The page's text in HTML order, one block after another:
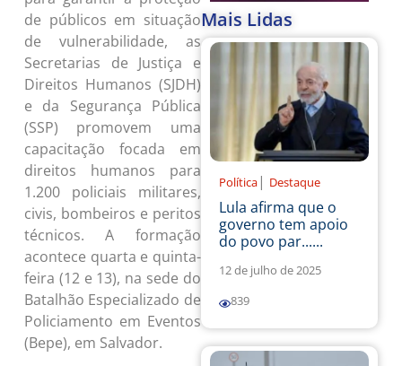
de públicos em situação
de vulnerabilidade, as
Secretarias de Justiça e
Direitos Humanos (SJDH)
e da Segurança Pública
(SSP) promovem uma
capacitação focada em
direitos humanos para
1.200 policiais militares,
civis, bombeiros e peritos
técnicos. A formação
acontece quarta e quinta-
feira (12 e 13), na sede do
Batalhão Especializado de
Policiamento em Eventos
(Bepe), em Salvador.
Mais Lidas
Política | Destaque
Lula afirma que o
governo tem apoio
do povo par......
12 de julho de 2025
839